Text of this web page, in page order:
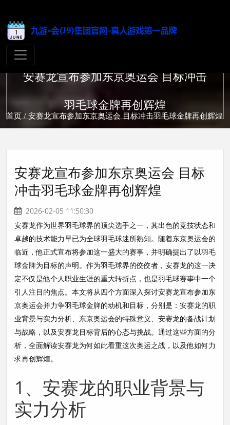
安赛龙宣布参加东京奥运会 目标冲击
羽毛球金牌再创辉煌
首页 / 安赛龙宣布参加东京奥运会 目标冲击羽毛球金牌再创辉煌
安赛龙宣布参加东京奥运会 目标
冲击羽毛球金牌再创辉煌
2026-02-05 11:50:30
安赛龙作为世界羽毛球界的顶尖选手之一，其出色的竞技状态和
卓越的技术能力早已为全球羽毛球迷所熟知。随着东京奥运会的
临近，他正式宣布将参加这一盛大的赛事，并明确提出了以羽毛
球金牌为目标的声明。作为羽毛球界的佼佼者，安赛龙的这一决
定不仅是他个人职业生涯的重大转折点，也是羽毛球赛事中一个
引人注目的焦点。本文将从四个方面深入探讨安赛龙宣布参加东
京奥运会并力争羽毛球金牌的动机和目标，分别是：安赛龙的职
业背景与实力分析、东京奥运会的特殊意义、安赛龙的备战计划
与战略，以及安赛龙目标背后的心态与挑战。通过这些方面的分
析，全面解读安赛龙为何如此看重这次奥运之战，以及他如何力
求再创辉煌。
1、安赛龙的职业背景与
实力分析